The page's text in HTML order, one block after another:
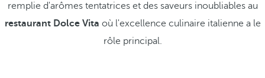
remplie d'arômes tentatrices et des saveurs inoubliables au
restaurant Dolce Vita où l'excellence culinaire italienne a le
rôle principal.